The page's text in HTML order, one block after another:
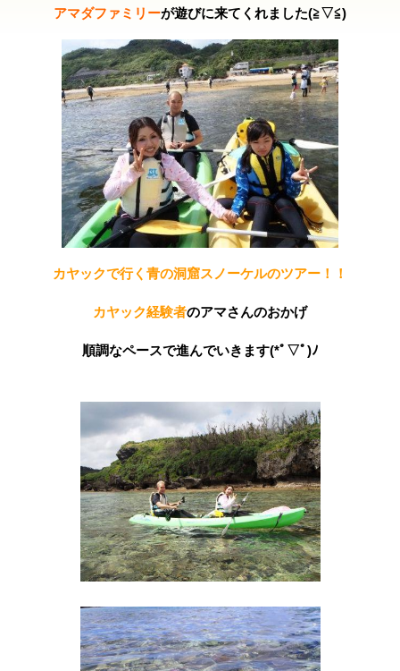
アマダファミリーが遊びに来てくれました(≧▽≦)
カヤックで行く青の洞窟スノーケルのツアー！！
カヤック経験者のアマさんのおかげ
順調なペースで進んでいきます(*ﾟ▽ﾟ)ﾉ